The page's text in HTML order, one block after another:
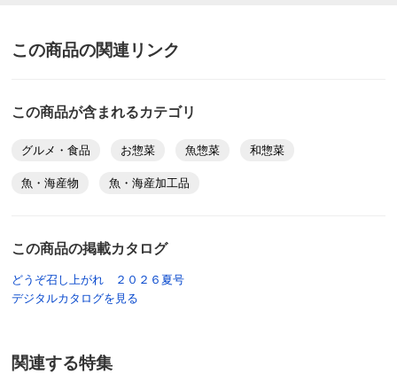
この商品の関連リンク
この商品が含まれるカテゴリ
グルメ・食品 お惣菜 魚惣菜 和惣菜
魚・海産物 魚・海産加工品
この商品の掲載カタログ
どうぞ召し上がれ ２０２６夏号
デジタルカタログを見る
関連する特集